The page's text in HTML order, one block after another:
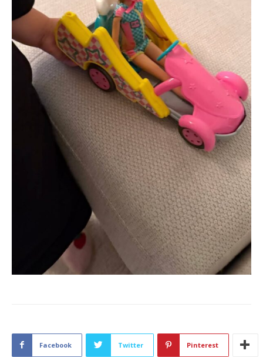
Facebook Twitter Pinterest